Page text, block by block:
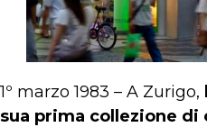
1º marzo 1983 – A Zurigo,
sua prima collezione di